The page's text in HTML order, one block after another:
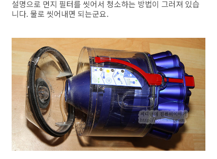
설명으로 먼지 필터를 씻어서 청소하는 방법이 그러져 있습
니다. 물로 씻어내면 되는군요.